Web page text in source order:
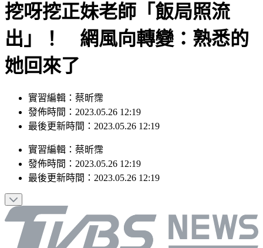
挖呀挖正妹老師「飯局照流
出」！ 網風向轉變：熟悉的
她回來了
實習編輯：蔡昕霈
發佈時間：2023.05.26 12:19
最後更新時間：2023.05.26 12:19
實習編輯 ： 蔡昕霈
發佈時間： 2023.05.26 12:19
最後更新時間： 2023.05.26 12:19